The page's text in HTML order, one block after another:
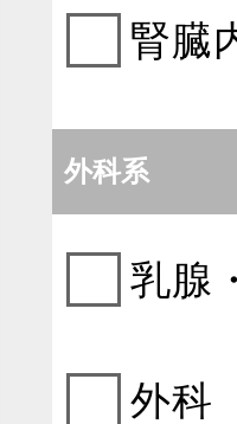
腎臓
外科系
乳腺
外科